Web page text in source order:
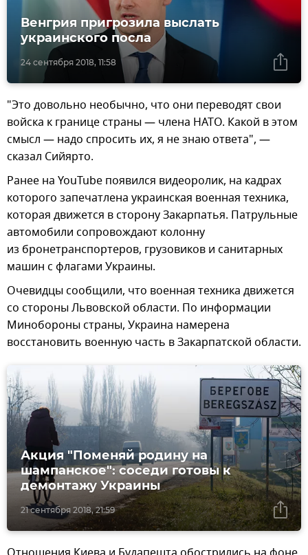
24 сентября 2018, 11:58
Венгрия пригрозила выслать
украинского посла
"Это довольно необычно, что они переводят свои
войска к границе страны — члена НАТО. Какой в этом
смысл — надо спросить их, я не знаю ответа", —
сказал Сийярто.
Ранее на YouTube появился видеоролик, на кадрах
которого запечатлена украинская военная техника,
которая движется в сторону Закарпатья. Патрульные
автомобили сопровождают колонну
из бронетранспортеров, грузовиков и санитарных
машин с флагами Украины.
Очевидцы сообщили, что военная техника движется
со стороны Львовской области. По информации
Минобороны страны, Украина намерена
восстановить военную часть в Закарпатской области.
21 сентября 2018, 21:59
Акция "Поменяй родину на
шампанское": соседи готовы к
демонтажу Украины